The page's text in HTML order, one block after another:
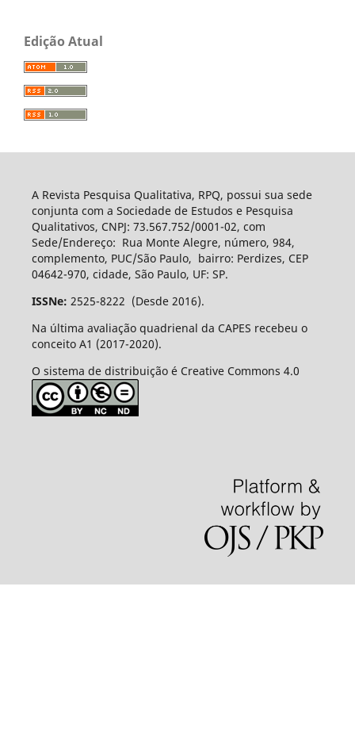
Edição Atual
A Revista Pesquisa Qualitativa, RPQ, possui sua sede
conjunta com a Sociedade de Estudos e Pesquisa
Qualitativos, CNPJ: 73.567.752/0001-02, com
Sede/Endereço: Rua Monte Alegre, número, 984,
complemento, PUC/São Paulo, bairro: Perdizes, CEP
04642-970, cidade, São Paulo, UF: SP.
ISSNe: 2525-8222 (Desde 2016).
Na última avaliação quadrienal da CAPES recebeu o
conceito A1 (2017-2020).
O sistema de distribuição é Creative Commons 4.0